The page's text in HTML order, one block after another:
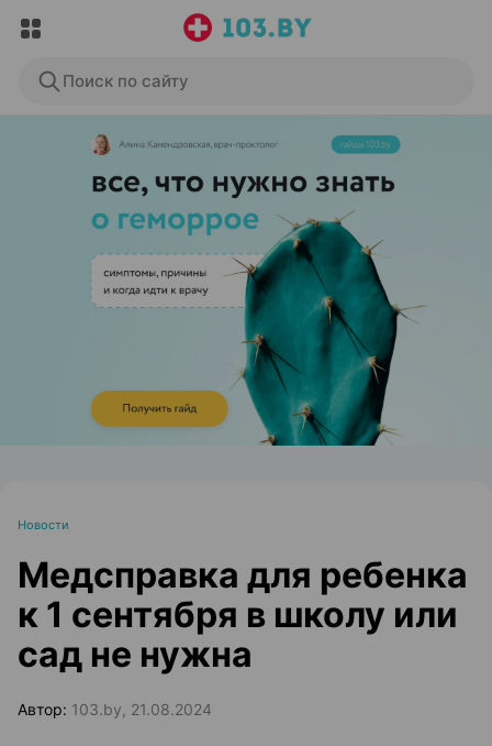
Поиск по сайту
ЭФФЕКТИВНАЯ РЕКЛАМА НА САЙТЕ
Новости
Медсправка для ребенка
к 1 сентября в школу или
сад не нужна
Автор: 103.by, 21.08.2024